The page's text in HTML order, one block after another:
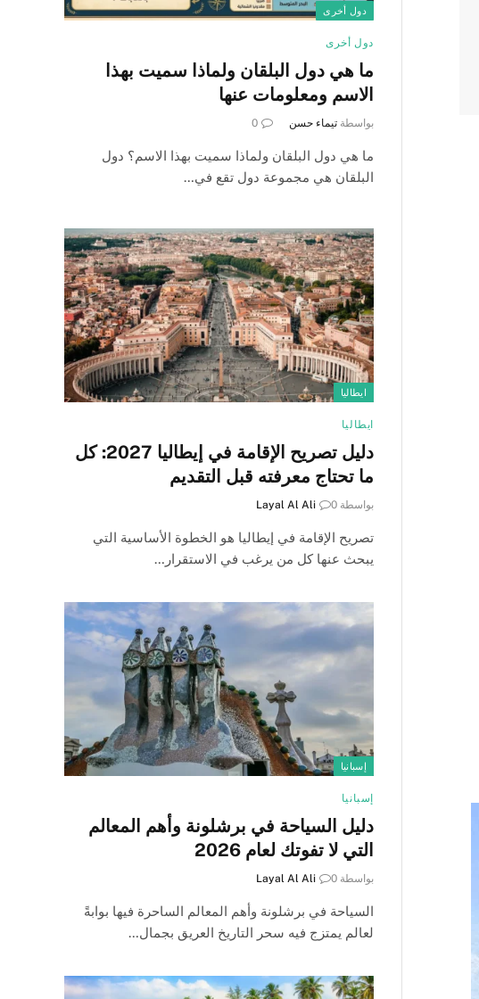
دول أخرى
دول أخرى
ما هي دول البلقان ولماذا سميت بهذا
الاسم ومعلومات عنها
بواسطة تيماء حسن 0
ما هي دول البلقان ولماذا سميت بهذا الاسم؟ دول
البلقان هي مجموعة دول تقع في…
ايطاليا
ايطاليا
دليل تصريح الإقامة في إيطاليا 2027: كل
ما تحتاج معرفته قبل التقديم
بواسطة Layal Al Ali 0
تصريح الإقامة في إيطاليا هو الخطوة الأساسية التي
يبحث عنها كل من يرغب في الاستقرار…
إسبانيا
إسبانيا
دليل السياحة في برشلونة وأهم المعالم
التي لا تفوتك لعام 2026
بواسطة Layal Al Ali 0
السياحة في برشلونة وأهم المعالم الساحرة فيها بوابةً
لعالم يمتزج فيه سحر التاريخ العريق بجمال…